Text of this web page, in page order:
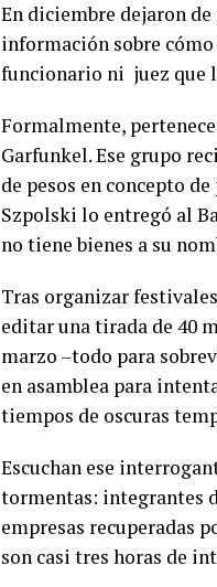
En diciembre dejaron
información sobre
funcionario ni juez que
Formalmente,
Garfunkel. Ese grupo
de pesos en concepto
Szpolski lo entregó al
no tiene bienes a su
Tras organizar
editar una tirada de 40
marzo –todo para
en asamblea para
tiempos de oscuras
Escuchan ese
tormentas: integrantes
empresas recuperadas
son casi tres horas de